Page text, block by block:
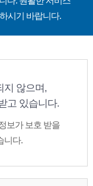
시기 바랍니다.
지 않으며,
고 있습니다.
보가 보호 받을
니다.